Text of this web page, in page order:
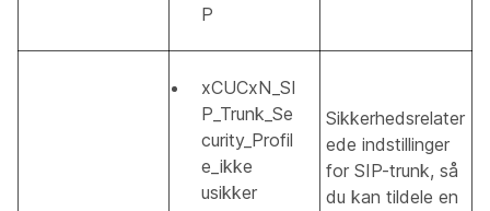
P
xCUCxN_SI
P_Trunk_Se
curity_Profil
e_ikke
usikker
Sikkerhedsrelater
ede indstillinger
for SIP-trunk, så
du kan tildele en